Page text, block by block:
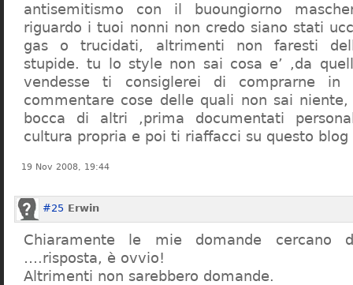
antisemitismo con il buoungiorno
riguardo i tuoi nonni non credo siano stati
gas o trucidati, altrimenti non faresti
stupide. tu lo style non sai cosa e’ ,da
vendesse ti consiglerei di comprarne in
commentare cose delle quali non sai
bocca di altri ,prima documentati
cultura propria e poi ti riaffacci su questo blog
19 Nov 2008, 19:44
#25 Erwin
Chiaramente le mie domande cercano
….risposta, è ovvio!
Altrimenti non sarebbero domande.